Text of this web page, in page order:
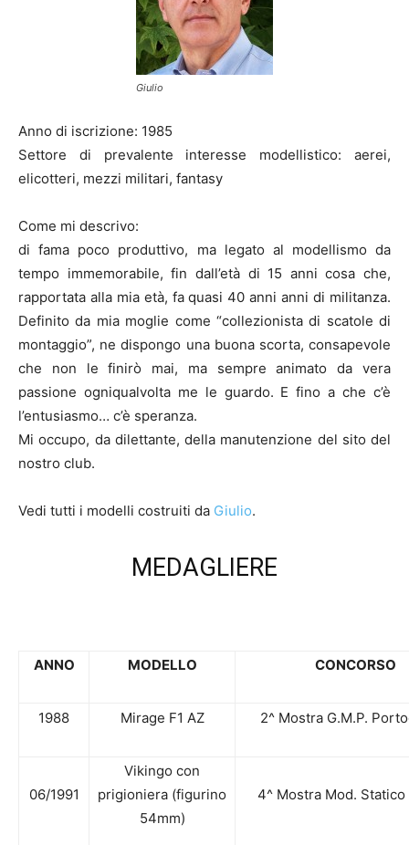
Giulio
Anno di iscrizione: 1985
Settore di prevalente interesse modellistico: aerei,
elicotteri, mezzi militari, fantasy
Come mi descrivo:
di fama poco produttivo, ma legato al modellismo da
tempo immemorabile, fin dall’età di 15 anni cosa che,
rapportata alla mia età, fa quasi 40 anni anni di militanza.
Definito da mia moglie come “collezionista di scatole di
montaggio”, ne dispongo una buona scorta, consapevole
che non le finirò mai, ma sempre animato da vera
passione ogniqualvolta me le guardo. E fino a che c’è
l’entusiasmo… c’è speranza.
Mi occupo, da dilettante, della manutenzione del sito del
nostro club.
Vedi tutti i modelli costruiti da Giulio.
MEDAGLIERE
ANNO MODELLO CONCORSO
1988 Mirage F1 AZ 2^ Mostra G.M.P.
06/1991
Vikingo con
prigioniera (figurino
54mm)
4^ Mostra Mod.